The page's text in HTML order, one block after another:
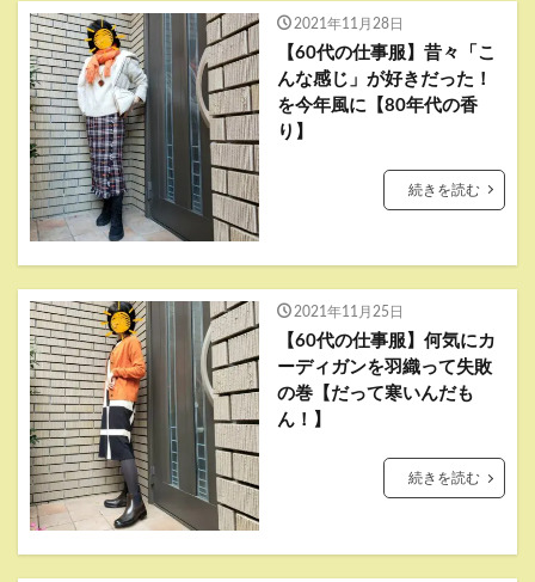
2021年11月28日
【60代の仕事服】昔々「こ
んな感じ」が好きだった！
を今年風に【80年代の香
り】
続きを読む
2021年11月25日
【60代の仕事服】何気にカ
ーディガンを羽織って失敗
の巻【だって寒いんだも
ん！】
続きを読む